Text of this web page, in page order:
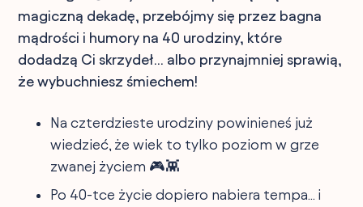
magiczną dekadę, przebójmy się przez bagna
mądrości i humory na 40 urodziny, które
dodadzą Ci skrzydeł... albo przynajmniej sprawią,
że wybuchniesz śmiechem!
Na czterdzieste urodziny powinieneś już
wiedzieć, że wiek to tylko poziom w grze
zwanej życiem 🎮👾
Po 40-tce życie dopiero nabiera tempa... i